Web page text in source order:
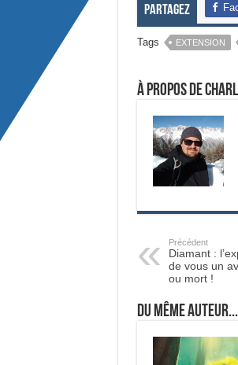
Partagez
Tags EXTENSION
À propos de
Précédent
Diamant :
de vous un
ou mort !
Du même auteur...